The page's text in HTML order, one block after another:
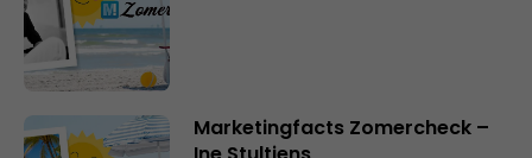
Marketingfacts Zomercheck –